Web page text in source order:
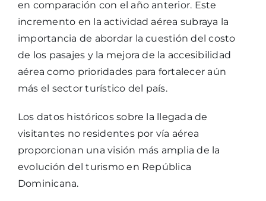
en comparación con el año anterior. Este
incremento en la actividad aérea subraya la
importancia de abordar la cuestión del costo
de los pasajes y la mejora de la accesibilidad
aérea como prioridades para fortalecer aún
más el sector turístico del país.
Los datos históricos sobre la llegada de
visitantes no residentes por vía aérea
proporcionan una visión más amplia de la
evolución del turismo en República
Dominicana.